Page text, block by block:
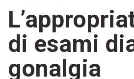
di esami
gonalgia